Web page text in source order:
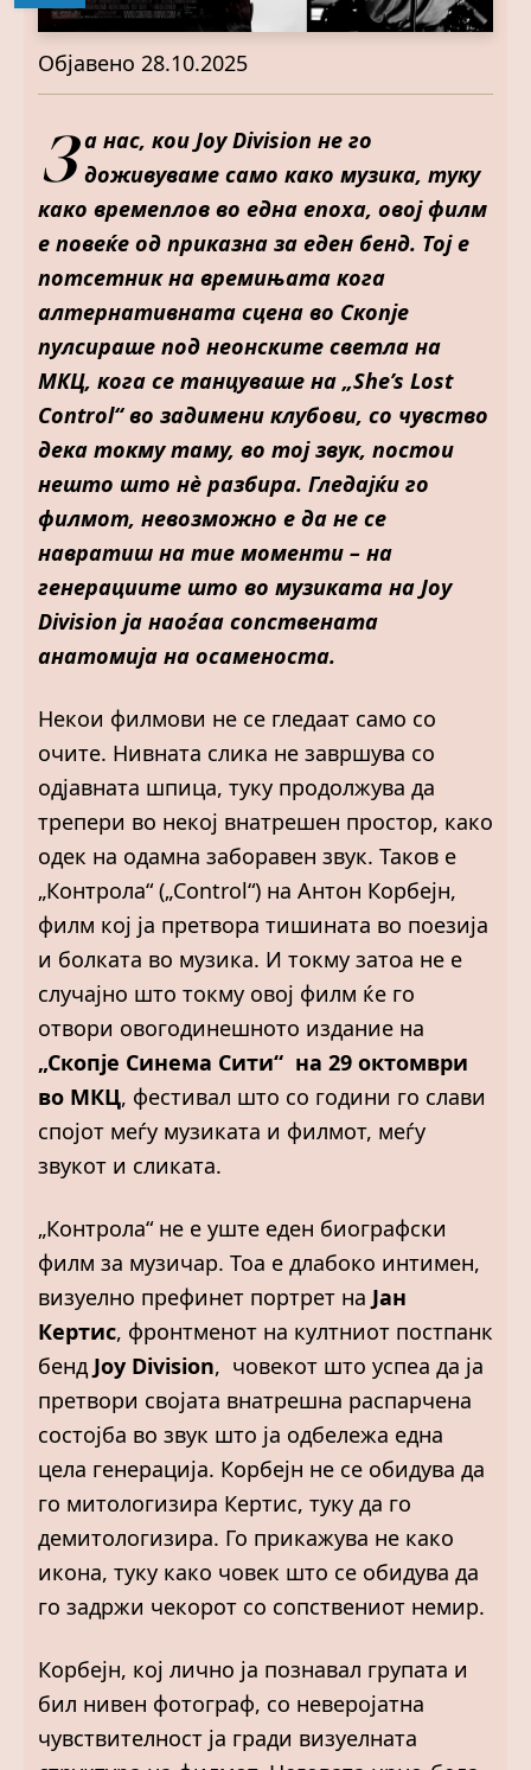
Објавено 28.10.2025
З а нас, кои Joy Division не го
доживуваме само како музика, туку
како времеплов во една епоха, овој филм
е повеќе од приказна за еден бенд. Тој е
потсетник на времињата кога
алтернативната сцена во Скопје
пулсираше под неонските светла на
МКЦ, кога се танцуваше на „She’s Lost
Control“ во задимени клубови, со чувство
дека токму таму, во тој звук, постои
нешто што нè разбира. Гледајќи го
филмот, невозможно е да не се
навратиш на тие моменти – на
генерациите што во музиката на Joy
Division ја наоѓаа сопствената
анатомија на осаменоста.
Некои филмови не се гледаат само со
очите. Нивната слика не завршува со
одјавната шпица, туку продолжува да
трепери во некој внатрешен простор, како
одек на одамна заборавен звук. Таков е
„Контрола“ („Control“) на Антон Корбејн,
филм кој ја претвора тишината во поезија
и болката во музика. И токму затоа не е
случајно што токму овој филм ќе го
отвори овогодинешното издание на
„Скопје Синема Сити“ на 29 октомври
во МКЦ, фестивал што со години го слави
спојот меѓу музиката и филмот, меѓу
звукот и сликата.
„Контрола“ не е уште еден биографски
филм за музичар. Тоа е длабоко интимен,
визуелно префинет портрет на Јан
Кертис, фронтменот на култниот постпанк
бенд Joy Division, човекот што успеа да ја
претвори својата внатрешна распарчена
состојба во звук што ја одбележа една
цела генерација. Корбејн не се обидува да
го митологизира Кертис, туку да го
демитологизира. Го прикажува не како
икона, туку како човек што се обидува да
го задржи чекорот со сопствениот немир.
Корбејн, кој лично ја познавал групата и
бил нивен фотограф, со неверојатна
чувствителност ја гради визуелната